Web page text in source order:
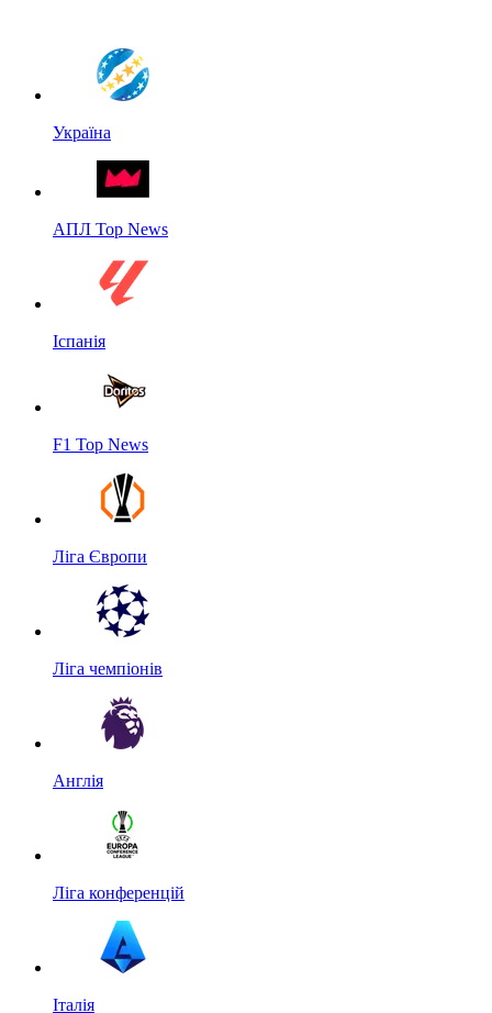
Україна
АПЛ Top News
Іспанія
F1 Top News
Ліга Європи
Ліга чемпіонів
Англія
Ліга конференцій
Італія